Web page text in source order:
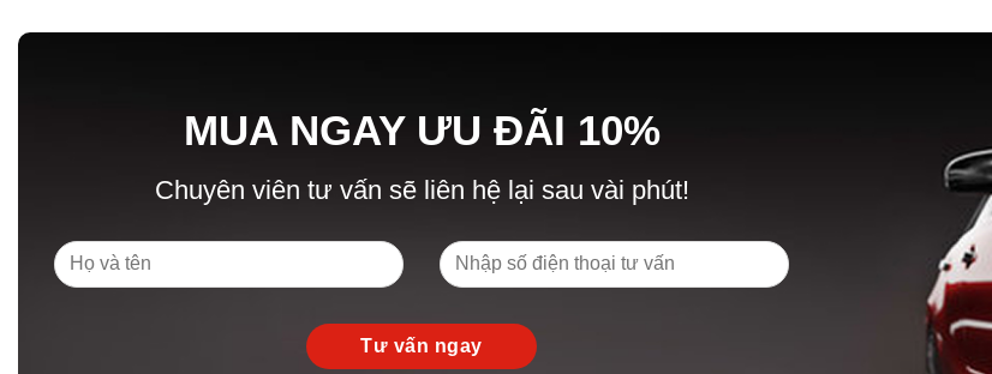
MUA NGAY ƯU ĐÃI 10%
Chuyên viên tư vấn sẽ liên hệ lại sau vài phút!